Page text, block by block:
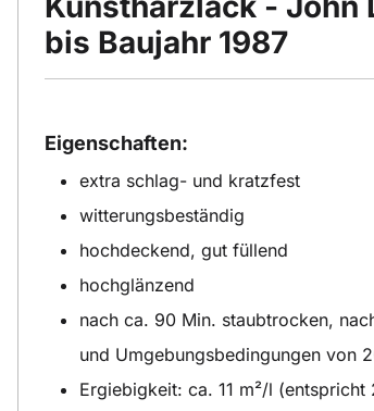
bis Baujahr 1987
Eigenschaften:
extra schlag- und kratzfest
witterungsbeständig
hochdeckend, gut füllend
hochglänzend
nach ca. 90 Min. staubtrocken,
und Umgebungsbedingungen von
Ergiebigkeit: ca. 11 m²/l